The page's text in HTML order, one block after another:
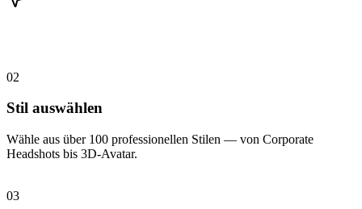
02
Stil auswählen
Wähle aus über 100 professionellen Stilen — von Corporate
Headshots bis 3D-Avatar.
03